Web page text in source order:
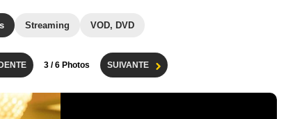
Streaming VOD, DVD
3 / 6 Photos SUIVANTE